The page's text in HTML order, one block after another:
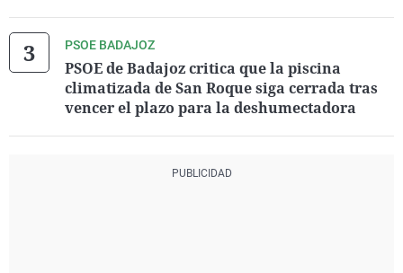
PSOE BADAJOZ
PSOE de Badajoz critica que la piscina
climatizada de San Roque siga cerrada tras
vencer el plazo para la deshumectadora